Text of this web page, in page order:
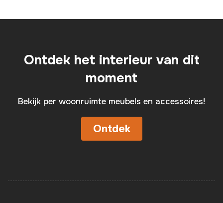
Ontdek het interieur van dit
moment
Bekijk per woonruimte meubels en accessoires!
Ontdek